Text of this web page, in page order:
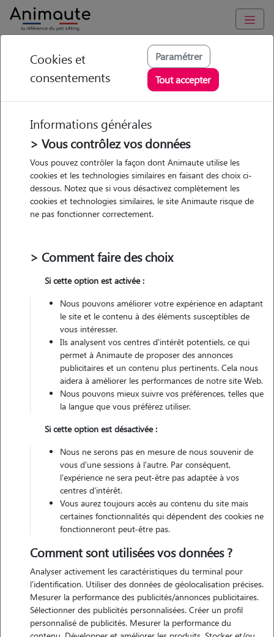
Animaute Hauts-de-France Somme /Roye
Alexandra - Petsitter
à ROYE
• 32 ans
Garde
chez le Pet Sitter
Promenades
Véhiculé
Contacter
L'envoi d'une demande est sans engagement
Motivation
vous voulez un résumé de ce à quoi ressemble un séjour chez nous
Cookies et
consentements
Paramétrer
Tout accepter
Informations générales
> Vous contrôlez vos données
Vous pouvez contrôler la façon dont Animaute utilise les
cookies et les technologies similaires en faisant des choix ci-
dessous. Notez que si vous désactivez complètement les
cookies et technologies similaires, le site Animaute risque de
ne pas fonctionner correctement.
> Comment faire des choix
Si cette option est activée :
Nous pouvons améliorer votre expérience en adaptant
le site et le contenu à des éléments susceptibles de
vous intéresser.
Ils analysent vos centres d'intérêt potentiels, ce qui
permet à Animaute de proposer des annonces
publicitaires et un contenu plus pertinents. Cela nous
aidera à améliorer les performances de notre site Web.
Nous pouvons mieux suivre vos préférences, telles que
la langue que vous préférez utiliser.
Si cette option est désactivée :
Nous ne serons pas en mesure de nous souvenir de
vous d'une sessions à l'autre. Par conséquent,
l'expérience ne sera peut-être pas adaptée à vos
centres d'intérêt.
Vous aurez toujours accès au contenu du site mais
certaines fonctionnalités qui dépendent des cookies ne
fonctionneront peut-être pas.
Comment sont utilisées vos données ?
Analyser activement les caractéristiques du terminal pour
l'identification. Utiliser des données de géolocalisation précises.
Mesurer la performance des publicités/annonces publicitaires.
Sélectionner des publicités personnalisées. Créer un profil
personnalisé de publicités. Mesurer la performance du